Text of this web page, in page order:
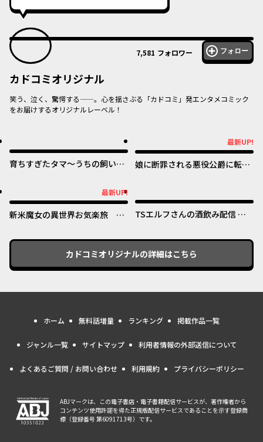
7,581 フォロワー フォロー
カドコミオリジナル
笑う、泣く、驚愕する——。心を揺さぶる「カドコミ」発エンタメコミック
をお届けするオリジナルレーベル！
育ちすぎたタマ～うちの飼い猫
最新UP!
オリジナル
娘に断罪される悪役公爵に転生
嬢』化する件～
最新UP!
オリジナル
新米魔女の異世界お気楽旅 ～
畜は魔女の弟子を名乗り第二の
人生を謳歌する～
TSエルフさんの酒飲み配信 ～
じゃないからな!?～
カドコミオリジナルの詳細はこちら
ホーム 無料話増量 ランキング 掲載作品一覧
ジャンル一覧 サイトマップ 利用者情報の外部送信について
よくあるご質問 / お問い合わせ 利用規約 プライバシーポリシー
ABJマークは、この電子書店・電子書籍配信サービスが、著作権者から
コンテンツ使用許諾を得た正規版配信サービスであることを示す登録商
標（登録番号 第6091713号）です。